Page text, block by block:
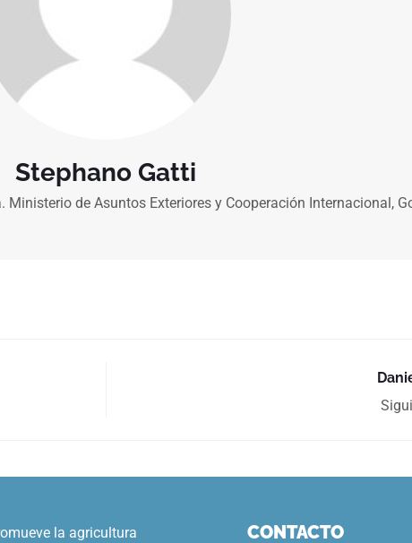
Stephano Gatti
de Asuntos Exteriores y Cooperación Internacional,
la agricultura CONTACTO